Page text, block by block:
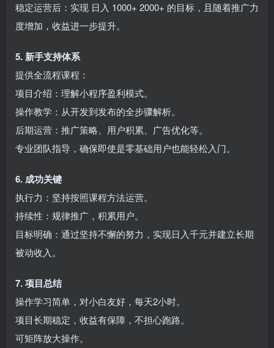
稳定运营后：实现 日入 1000+ 2000+ 的目标，且随着推广力
度增加，收益进一步提升。
5. 新手支持体系
提供全流程课程：
项目介绍：理解小程序盈利模式。
操作教学：从开发到发布的全步骤解析。
后期运营：推广策略、用户积累、广告优化等。
专业团队指导，确保即使是零基础用户也能轻松入门。
6. 成功关键
执行力：坚持按照课程方法运营。
持续性：规律推广，积累用户。
目标明确：通过坚持不懈的努力，实现日入千元并建立长期
被动收入。
7. 项目总结
操作学习简单，对小白友好，每天2小时。
项目长期稳定，收益有保障，不担心跑路。
可矩阵放大操作。